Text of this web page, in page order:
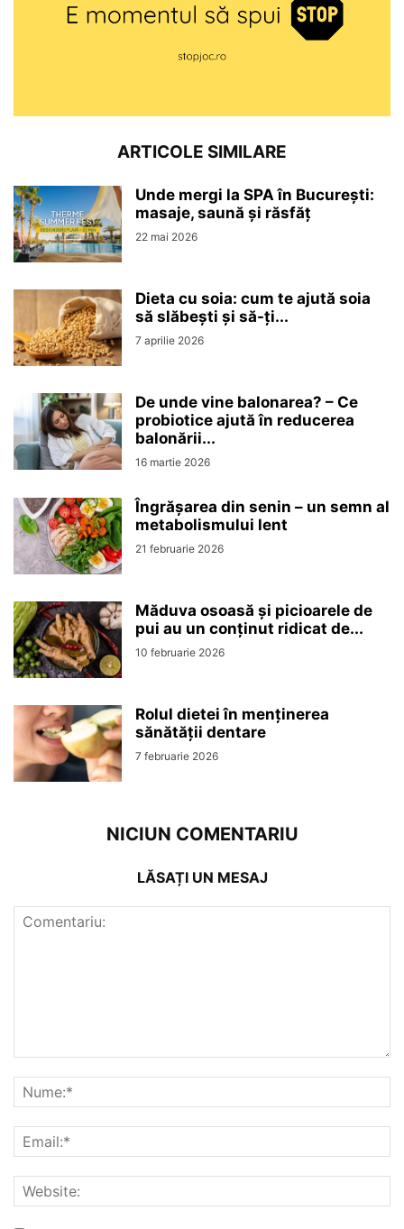
ARTICOLE SIMILARE
Unde mergi la SPA în București:
masaje, saună și răsfăț
22 mai 2026
Dieta cu soia: cum te ajută soia
să slăbești și să-ți...
7 aprilie 2026
De unde vine balonarea? – Ce
probiotice ajută în reducerea
balonării...
16 martie 2026
Îngrășarea din senin – un semn al
metabolismului lent
21 februarie 2026
Măduva osoasă și picioarele de
pui au un conținut ridicat de...
10 februarie 2026
Rolul dietei în menținerea
sănătății dentare
7 februarie 2026
NICIUN COMENTARIU
LĂSAȚI UN MESAJ